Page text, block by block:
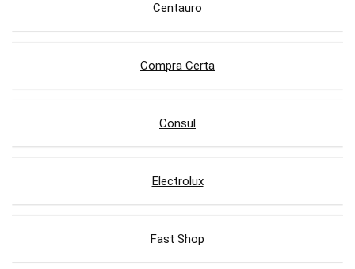
Centauro
Compra Certa
Consul
Electrolux
Fast Shop